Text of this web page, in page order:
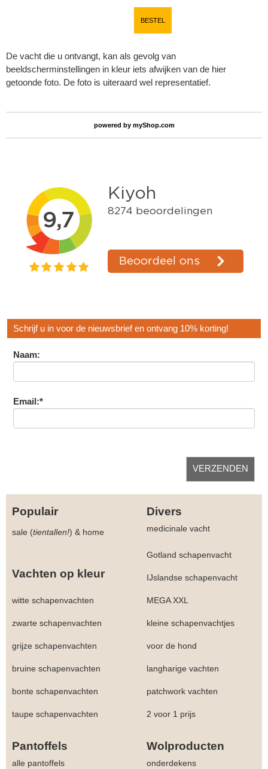
BESTEL
De vacht die u ontvangt, kan als gevolg van
beeldscherminstellingen in kleur iets afwijken van de hier
getoonde foto. De foto is uiteraard wel representatief.
powered by myShop.com
Schrijf u in voor de nieuwsbrief en ontvang 10% korting!
Naam:
Email:*
Populair Divers
sale (tientallen!) & home medicinale vacht
Gotland schapenvacht
Vachten op kleur IJslandse schapenvacht
witte schapenvachten MEGA XXL
zwarte schapenvachten kleine schapenvachtjes
grijze schapenvachten voor de hond
bruine schapenvachten langharige vachten
bonte schapenvachten patchwork vachten
taupe schapenvachten 2 voor 1 prijs
Pantoffels Wolproducten
alle pantoffels onderdekens